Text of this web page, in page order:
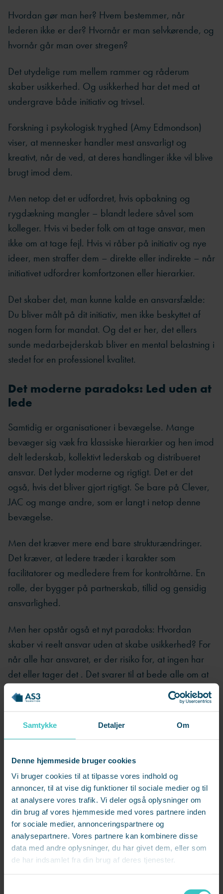
Samtykke Detaljer Om
Denne hjemmeside bruger cookies
Vi bruger cookies til at tilpasse vores indhold og
annoncer, til at vise dig funktioner til sociale medier og til
at analysere vores trafik. Vi deler også oplysninger om
din brug af vores hjemmeside med vores partnere inden
for sociale medier, annonceringspartnere og
analysepartnere. Vores partnere kan kombinere disse
data med andre oplysninger, du har givet dem, eller som
de har indsamlet fra din brug af deres tjenester.
Hvordan gør man her? Hvem bestemmer, når
lederen ikke er der? Hvornår er man selvkørende, og
hvornår går man over stregen?
Det utydelige rum mellem rammer og råderum
skaber usikkerhed. Og usikkerhed har det med at
undergrave både initiativ og trivsel.
Forskning i psykologisk tryghed (Amy Edmondson)
viser, at mennesker handler mest ansvarligt og
kreativt, når de ved, at deres handlinger ikke vil blive
brugt imod dem.
Men netop det er udfordret, hvis opbakning og
rygdækning mangler – blandt ledere såvel som
kolleger. Hvis vi beder folk om at tage ansvar, men
ikke om at tage fejl. Hvis vi råber på initiativ og nye
ideer, men straffer dem – direkte eller indirekte – når
initiativet udfordrer komfortzonen eller hierarkier.
Det skaber det, man kunne kalde en ansvarsfælde:
Du bliver målt på dit initiativ, men ikke beskyttet af
nogen form for mandat. Og det er her, det ellers
sunde medarbejderskab bliver en mental belastning i
stedet for en professionel kvalitet.
Det moderne paradoks: Led uden at
lede
Samtidig er organisationer i bevægelse. Mange
bevæger sig væk fra klassiske hierarkier og hen imod
delt lederskab, kollektivt lederskab og distribueret
ansvar. Det lyder moderne og rigtigt. Det er det
også, hvis det bliver gjort rigtigt. Se bare på Clever,
JAC og mange andre, som er langt i netop denne
bevægelse.
Men det kræver mere end bare strukturændringer.
Det kræver, at ledere træder i karakter som
facilitatorer og medledere frem for kontroltårne. En
rolle, der bygger på partnerskab, tillid og gensidig
ansvarlighed.
Men her opstår også et nyt paradoks: Hvordan
skaber vi reelt ansvar uden at skabe usikkerhed? For
når alle har ansvaret, er der risiko for, at ingen har
det eller tager det . Det svarer til at bede alle om at
“tage ud af bordet efter maden”, hvorefter karaflen
med vand, salt, peber og brødkurv står tilbage.
Det understreger vigtigheden af, at der følger
lederskab flyttes ud i alle hjørner af organisationen.
Ellers bliver det, vi kalder medarbejderskab, et diffust
forventningsrum. Spørgsmålet er ikke bare, hvem der
tager ansvar, men hvem der giver det, og hvilke
rammer og spilleregler, der understøtter det.
Hvad vellykket medarbejderskab
kræver